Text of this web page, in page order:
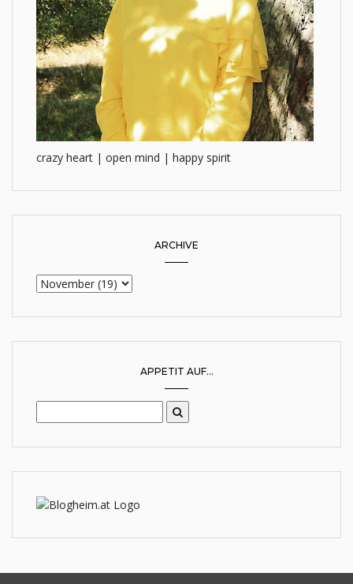
crazy heart | open mind | happy spirit
ARCHIVE
APPETIT AUF...